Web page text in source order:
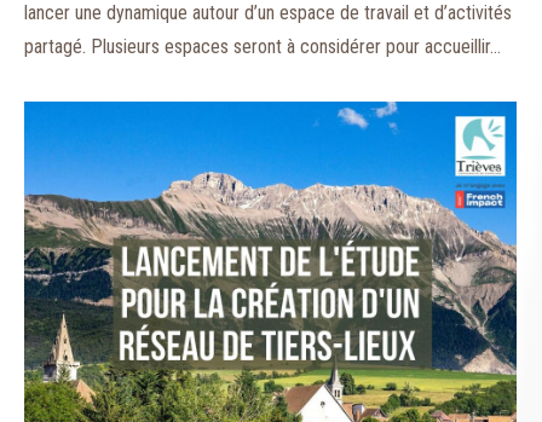
lancer une dynamique autour d’un espace de travail et d’activités
partagé. Plusieurs espaces seront à considérer pour accueillir…